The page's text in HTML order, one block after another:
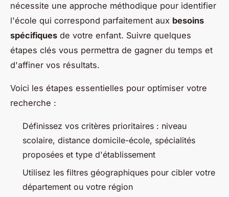
nécessite une approche méthodique pour identifier
l'école qui correspond parfaitement aux besoins
spécifiques de votre enfant. Suivre quelques
étapes clés vous permettra de gagner du temps et
d'affiner vos résultats.
Voici les étapes essentielles pour optimiser votre
recherche :
Définissez vos critères prioritaires : niveau
scolaire, distance domicile-école, spécialités
proposées et type d'établissement
Utilisez les filtres géographiques pour cibler votre
département ou votre région